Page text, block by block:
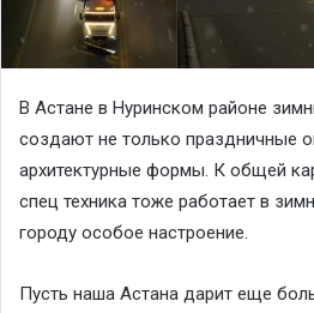
В Астане в Нуринском районе
создают не только праздничные
архитектурные формы. К общей
спец техника тоже работает в
городу особое настроение.
Пусть наша Астана дарит еще